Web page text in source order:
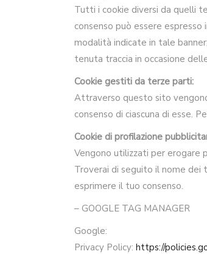
Tutti i cookie diversi da quelli
consenso può essere
modalità indicate in tale
tenuta traccia in occasione
Cookie gestiti da terze parti:
Attraverso questo sito
consenso di ciascuna di esse.
Cookie di profilazione
Vengono utilizzati per erogare
Troverai di seguito il nome dei
esprimere il tuo consenso.
– GOOGLE TAG MANAGER
Google:
Privacy Policy: https://